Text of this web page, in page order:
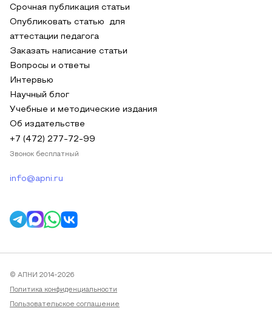
Срочная публикация статьи
Опубликовать статью для
аттестации педагога
Заказать написание статьи
Вопросы и ответы
Интервью
Научный блог
Учебные и методические издания
Об издательстве
+7 (472) 277-72-99
Звонок бесплатный
info@apni.ru
© АПНИ 2014-2026
Политика конфиденциальности
Пользовательское соглашение